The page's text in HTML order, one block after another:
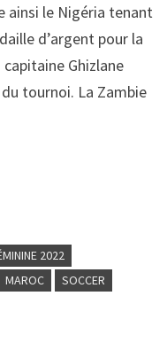
ainsi le Nigéria tenant
d’argent pour la
Ghizlane
tournoi. La Zambie
2022
MAROC
SOCCER